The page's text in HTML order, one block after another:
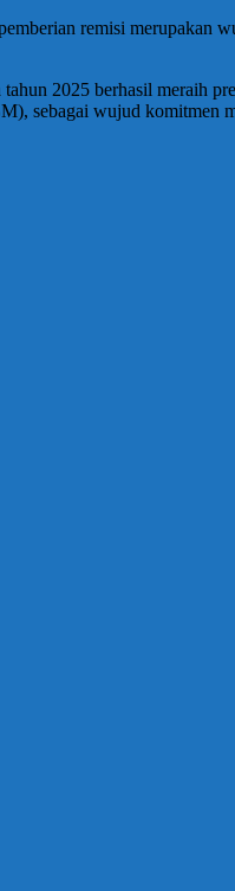
remisi merupakan
2025 berhasil meraih
sebagai wujud komitmen